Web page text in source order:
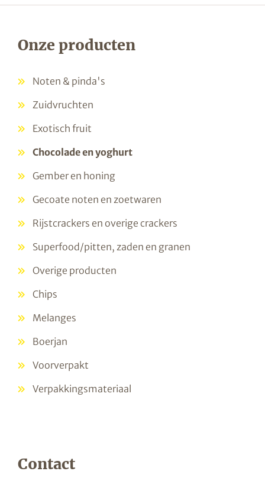
Onze producten
Noten & pinda's
Zuidvruchten
Exotisch fruit
Chocolade en yoghurt
Gember en honing
Gecoate noten en zoetwaren
Rijstcrackers en overige crackers
Superfood/pitten, zaden en granen
Overige producten
Chips
Melanges
Boerjan
Voorverpakt
Verpakkingsmateriaal
Contact